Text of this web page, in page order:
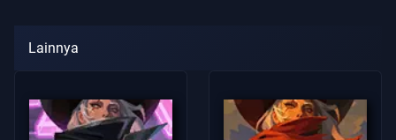
Lainnya